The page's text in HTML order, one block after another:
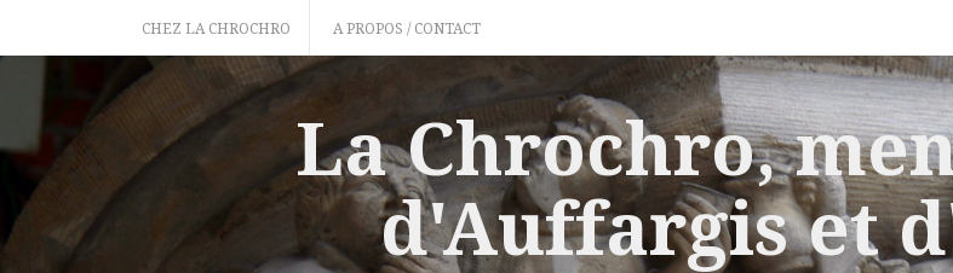
content
CHEZ LA CHROCHRO A PROPOS / CONTACT
La Chrochro,
d'Auffargis et